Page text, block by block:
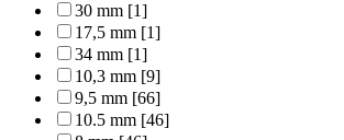
30 mm [1]
17,5 mm [1]
34 mm [1]
10,3 mm [9]
9,5 mm [66]
10.5 mm [46]